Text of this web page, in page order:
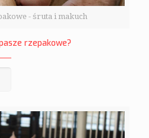
- śruta i makuch
rzepakowe?